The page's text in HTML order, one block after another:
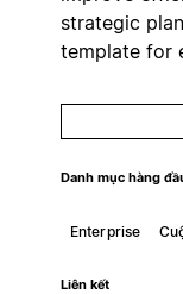
strategic
template for
Danh mục hàng
Enterprise
Liên kết